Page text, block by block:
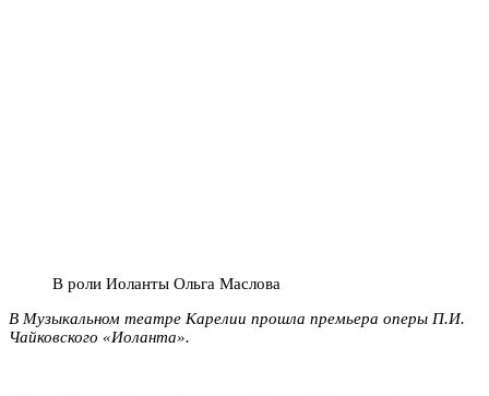
В роли Иоланты Ольга Маслова
В Музыкальном театре Карелии прошла премьера оперы П.И.
Чайковского «Иоланта».